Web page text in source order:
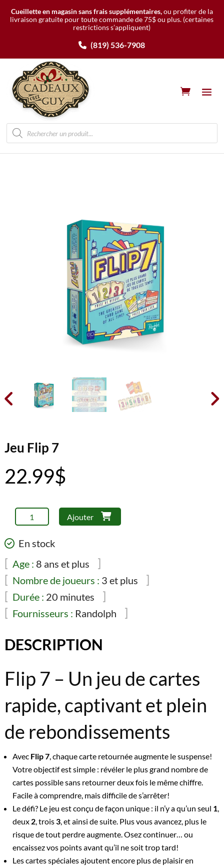
Cueillette en magasin sans frais supplémentaires,ou profiter de la
livraison gratuite pour toute commande de 75$ ou plus. (certaines
restrictions s’appliquent)
(819) 536-7908
Recherche
de
produits
 
Jeu Flip 7
22.99$
quantité
de
Jeu
Flip
7
Ajouter
En stock
Age : 8 ans et plus
Nombre de joueurs : 3 et plus
Durée : 20 minutes
Fournisseurs : Randolph
DESCRIPTION
Flip 7 – Un jeu de cartes
rapide, captivant et plein
de rebondissements
Avec Flip 7, chaque carte retournée augmente le suspense!
Votre objectif est simple : révéler le plus grand nombre de
cartes possible sans retourner deux fois le même chiffre.
Facile à comprendre, mais difficile de s’arrêter!
Le défi? Le jeu est conçu de façon unique : il n’y a qu’un seul 1,
deux 2, trois3, et ainsi de suite. Plus vous avancez, plus le
risque de tout perdre augmente. Osez continuer… ou
encaissez vos points avant qu’il ne soit trop tard!
Les cartes spéciales ajoutent encore plus de plaisir en